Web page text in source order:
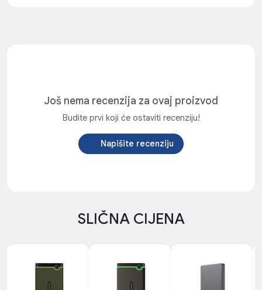
Još nema recenzija za ovaj proizvod
Budite prvi koji će ostaviti recenziju!
Napišite recenziju
SLIČNA CIJENA